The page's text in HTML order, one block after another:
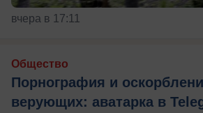
вчера в 17:11
Общество
Порнография и
верующих: аватарка в